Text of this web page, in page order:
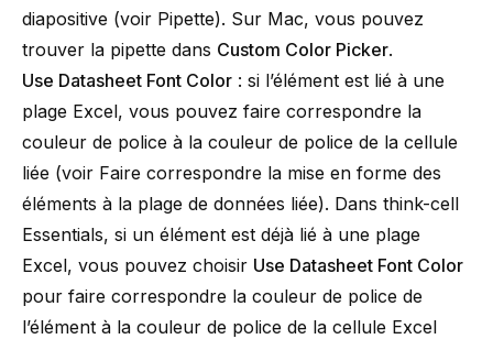
diapositive (voir Pipette). Sur Mac, vous pouvez
trouver la pipette dans Custom Color Picker.
Use Datasheet Font Color : si l’élément est lié à une
plage Excel, vous pouvez faire correspondre la
couleur de police à la couleur de police de la cellule
liée (voir Faire correspondre la mise en forme des
éléments à la plage de données liée). Dans think-cell
Essentials, si un élément est déjà lié à une plage
Excel, vous pouvez choisir Use Datasheet Font Color
pour faire correspondre la couleur de police de
l’élément à la couleur de police de la cellule Excel